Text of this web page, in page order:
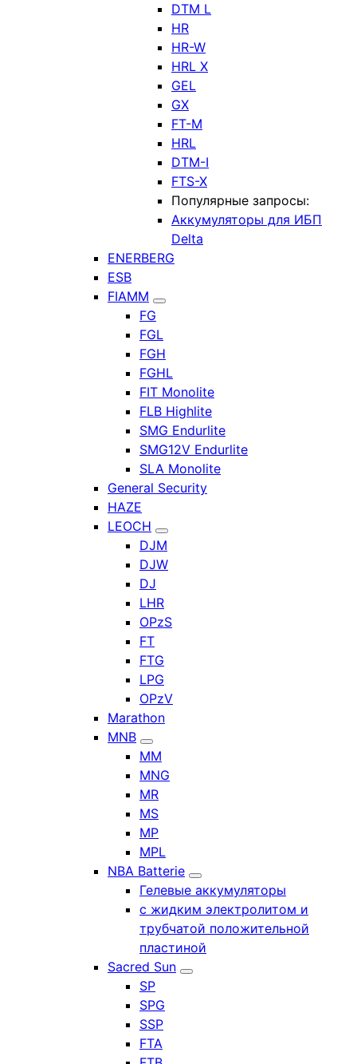
DTM L
HR
HR-W
HRL X
GEL
GX
FT-M
HRL
DTM-I
FTS-X
Популярные запросы:
Аккумуляторы для ИБП
Delta
ENERBERG
ESB
FIAMM
FG
FGL
FGH
FGHL
FIT Monolite
FLB Highlite
SMG Endurlite
SMG12V Endurlite
SLA Monolite
General Security
HAZE
LEOCH
DJM
DJW
DJ
LHR
OPzS
FT
FTG
LPG
OPzV
Marathon
MNB
MM
MNG
MR
MS
MP
MPL
NBA Batterie
Гелевые аккумуляторы
с жидким электролитом и
трубчатой положительной
пластиной
Sacred Sun
SP
SPG
SSP
FTA